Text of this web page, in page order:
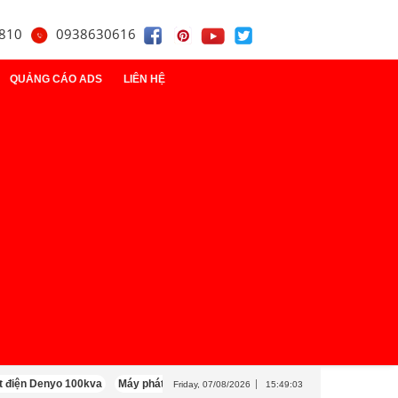
0938630616
QUẢNG CÁO ADS LIÊN HỆ
100kva Máy phát điện Cummins 100kva Máy phát điện Mitsubishi
Friday, 07/08/2026 15:49:05